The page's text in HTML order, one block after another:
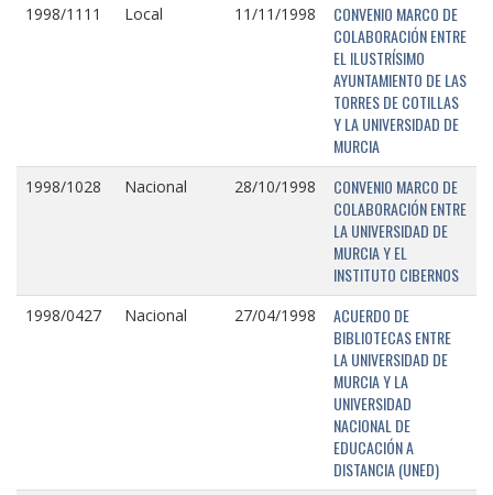
1998/1111 Local 11/11/1998
CONVENIO MARCO DE
COLABORACIÓN ENTRE
EL ILUSTRÍSIMO
AYUNTAMIENTO DE LAS
TORRES DE COTILLAS
Y LA UNIVERSIDAD DE
MURCIA
1998/1028 Nacional 28/10/1998
CONVENIO MARCO DE
COLABORACIÓN ENTRE
LA UNIVERSIDAD DE
MURCIA Y EL
INSTITUTO CIBERNOS
1998/0427 Nacional 27/04/1998
ACUERDO DE
BIBLIOTECAS ENTRE
LA UNIVERSIDAD DE
MURCIA Y LA
UNIVERSIDAD
NACIONAL DE
EDUCACIÓN A
DISTANCIA (UNED)